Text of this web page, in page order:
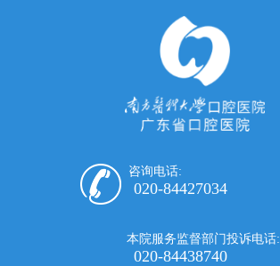
咨询电话:
020-84427034
本院服务监督部门投诉电话:
020-84438740